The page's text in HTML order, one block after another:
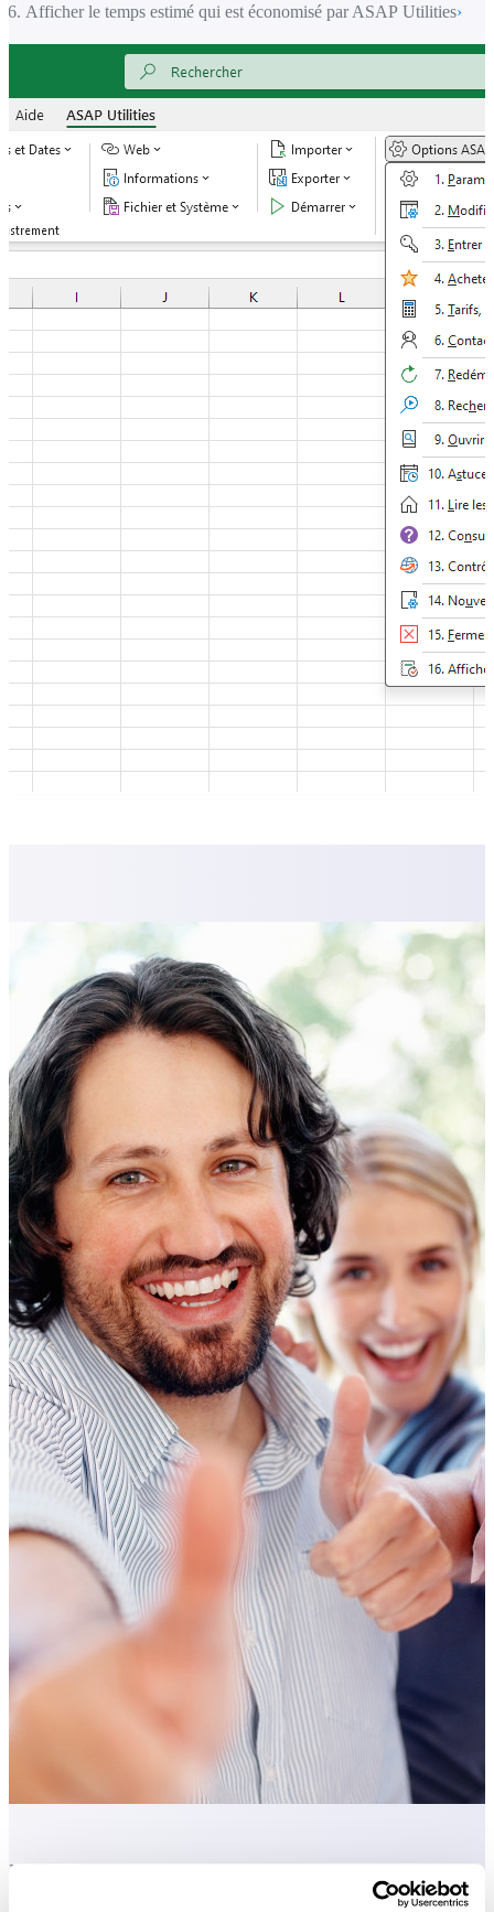
Afficher le temps estimé qui est économisé par ASAP Utilities›
Des outils pratiques que beaucoup d'utilisateurs d'Excel aimeraient